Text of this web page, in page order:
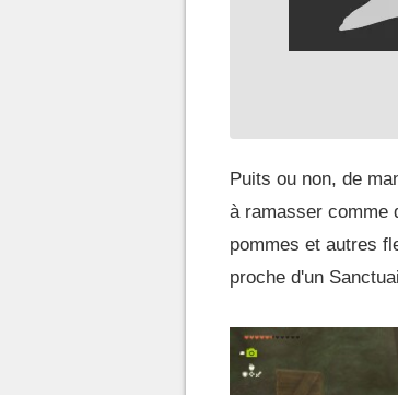
Puits ou non, de
à ramasser comme
pommes et autres
proche d'un